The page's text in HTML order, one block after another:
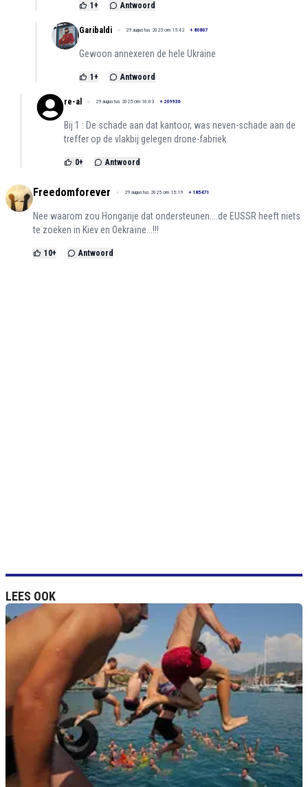
1 + Antwoord
Garibaldi 29 augustus 2025 om 15:42 + 80807
Gewoon annexeren de hele Ukraine
1 + Antwoord
re-al 29 augustus 2025 om 16:03 + 209936
Bij 1 : De schade aan dat kantoor, was neven-schade aan de
treffer op de vlakbij gelegen drone-fabriek.
0+ Antwoord
Freedomforever 29 augustus 2025 om 15:19 + 185471
Nee waarom zou Hongarije dat ondersteunen....de EUSSR heeft niets
te zoeken in Kiev en Oekraïne...!!!
10+ Antwoord
LEES OOK